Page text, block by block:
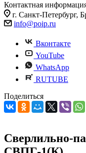
Контактная
г. Санкт-Петербург,
info@poip.ru
Вконтакте
YouTube
WhatsApp
RUTUBE
Поделиться
Сверлильно-